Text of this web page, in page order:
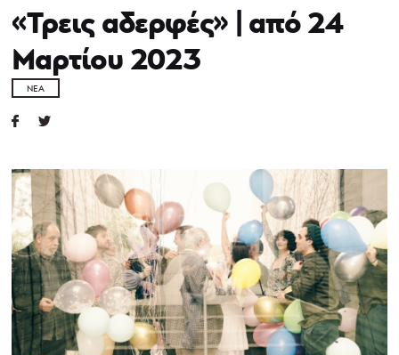
«Τρεις αδερφές» | από 24
Μαρτίου 2023
ΝΈΑ